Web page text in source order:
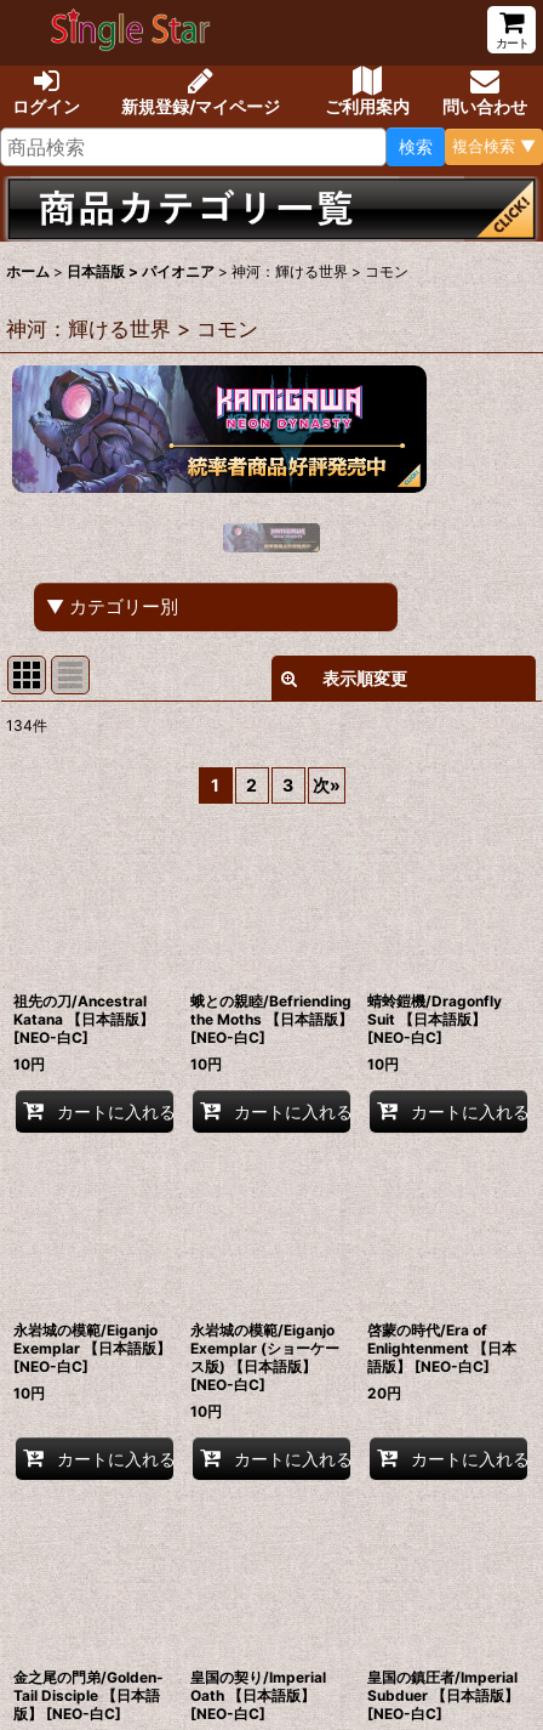
カート
ログイン 新規登録/マイページ ご利用案内
問い合わせ
検索
複合検索 ▼
ホーム > 日本語版 > パイオニア > 神河：輝ける世界 > コモン
神河：輝ける世界 > コモン
▼ カテゴリー別
表示順変更
表示数 :
在庫あり
並び順:
絞り込む
134件
1 2 3 次»
祖先の刀/Ancestral
Katana 【日本語版】
[NEO-白C]
10円
カートに入れる
蛾との親睦/Befriending
the Moths 【日本語版】
[NEO-白C]
10円
カートに入れる
蜻蛉鎧機/Dragonfly
Suit 【日本語版】
[NEO-白C]
10円
カートに入れる
永岩城の模範/Eiganjo
Exemplar 【日本語版】
[NEO-白C]
10円
カートに入れる
永岩城の模範/Eiganjo
Exemplar (ショーケー
ス版) 【日本語版】
[NEO-白C]
10円
カートに入れる
啓蒙の時代/Era of
Enlightenment 【日本
語版】 [NEO-白C]
20円
カートに入れる
金之尾の門弟/Golden-
Tail Disciple 【日本語
版】 [NEO-白C]
皇国の契り/Imperial
Oath 【日本語版】
[NEO-白C]
皇国の鎮圧者/Imperial
Subduer 【日本語版】
[NEO-白C]